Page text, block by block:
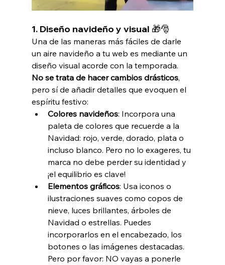
1. Diseño navideño y visual 🎁🎅
Una de las maneras más fáciles de darle
un aire navideño a tu web es mediante un
diseño visual acorde con la temporada.
No se trata de hacer cambios drásticos,
pero sí de añadir detalles que evoquen el
espíritu festivo:
Colores navideños: Incorpora una
paleta de colores que recuerde a la
Navidad: rojo, verde, dorado, plata o
incluso blanco. Pero no lo exageres, tu
marca no debe perder su identidad y
¡el equilibrio es clave!
Elementos gráficos: Usa iconos o
ilustraciones suaves como copos de
nieve, luces brillantes, árboles de
Navidad o estrellas. Puedes
incorporarlos en el encabezado, los
botones o las imágenes destacadas.
Pero por favor: NO vayas a ponerle